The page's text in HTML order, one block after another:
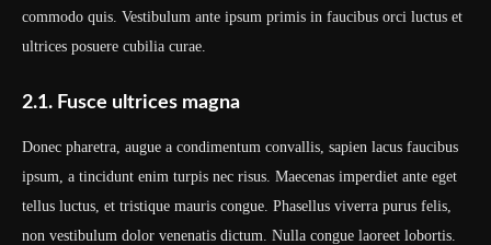
commodo quis. Vestibulum ante ipsum primis in faucibus orci luctus et
ultrices posuere cubilia curae.
2.1. Fusce ultrices magna
Donec pharetra, augue a condimentum convallis, sapien lacus faucibus
ipsum, a tincidunt enim turpis nec risus. Maecenas imperdiet ante eget
tellus luctus, et tristique mauris congue. Phasellus viverra purus felis,
non vestibulum dolor venenatis dictum. Nulla congue laoreet lobortis.